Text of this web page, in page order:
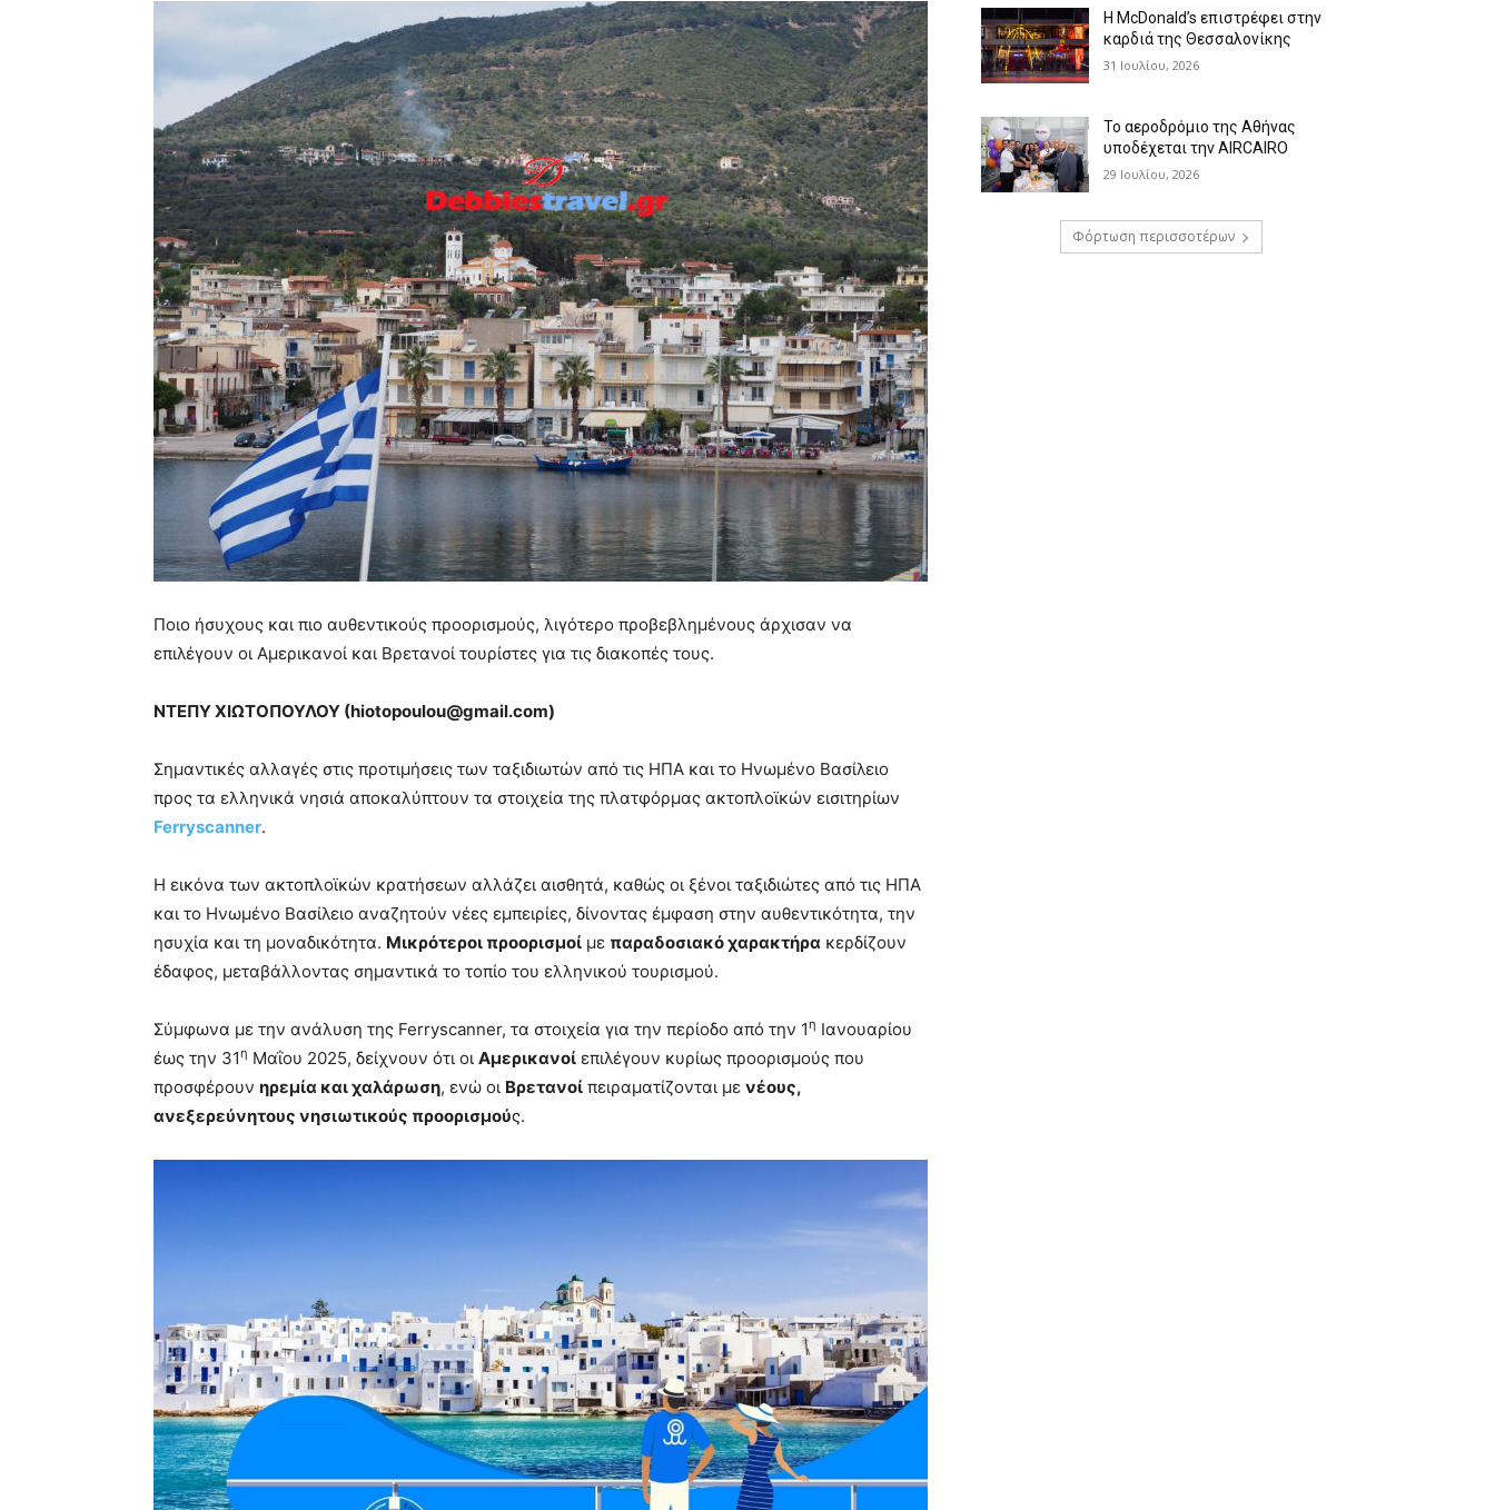
Ποιο ήσυχους και πιο αυθεντικούς προορισμούς, λιγότερο προβεβλημένους άρχισαν να
επιλέγουν οι Αμερικανοί και Βρετανοί τουρίστες για τις διακοπές τους.
ΝΤΕΠΥ ΧΙΩΤΟΠΟΥΛΟΥ (hiotopoulou@gmail.com)
Σημαντικές αλλαγές στις προτιμήσεις των ταξιδιωτών από τις ΗΠΑ και το Ηνωμένο Βασίλειο
προς τα ελληνικά νησιά αποκαλύπτουν τα στοιχεία της πλατφόρμας ακτοπλοϊκών εισιτηρίων
Ferryscanner.
Η εικόνα των ακτοπλοϊκών κρατήσεων αλλάζει αισθητά, καθώς οι ξένοι ταξιδιώτες από τις ΗΠΑ
και το Ηνωμένο Βασίλειο αναζητούν νέες εμπειρίες, δίνοντας έμφαση στην αυθεντικότητα, την
ησυχία και τη μοναδικότητα. Μικρότεροι προορισμοί με παραδοσιακό χαρακτήρα κερδίζουν
έδαφος, μεταβάλλοντας σημαντικά το τοπίο του ελληνικού τουρισμού.
Σύμφωνα με την ανάλυση της Ferryscanner, τα στοιχεία για την περίοδο από την 1η Ιανουαρίου
έως την 31η Μαΐου 2025, δείχνουν ότι οι Αμερικανοί επιλέγουν κυρίως προορισμούς που
προσφέρουν ηρεμία και χαλάρωση, ενώ οι Βρετανοί πειραματίζονται με νέους,
ανεξερεύνητους νησιωτικούς προορισμούς.
Η McDonald’s επιστρέφει στην
καρδιά της Θεσσαλονίκης
31 Ιουλίου, 2026
Το αεροδρόμιο της Αθήνας
υποδέχεται την AIRCAIRO
29 Ιουλίου, 2026
Φόρτωση περισσοτέρων